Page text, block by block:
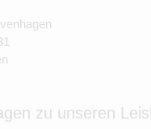
zu unseren